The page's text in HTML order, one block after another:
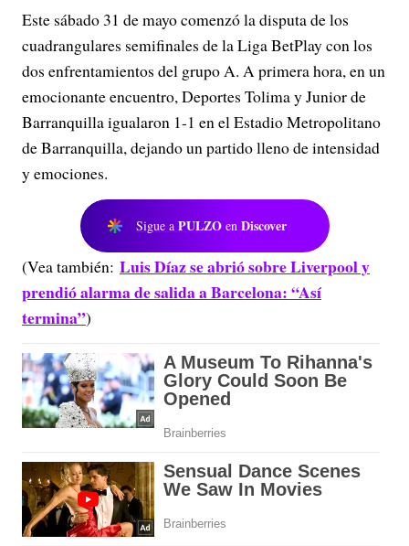
Este sábado 31 de mayo comenzó la disputa de los
cuadrangulares semifinales de la Liga BetPlay con los
dos enfrentamientos del grupo A. A primera hora, en un
emocionante encuentro, Deportes Tolima y Junior de
Barranquilla igualaron 1-1 en el Estadio Metropolitano
de Barranquilla, dejando un partido lleno de intensidad
y emociones.
Sigue a PULZO en Discover
(Vea también: Luis Díaz se abrió sobre Liverpool y
prendió alarma de salida a Barcelona: “Así
termina”)